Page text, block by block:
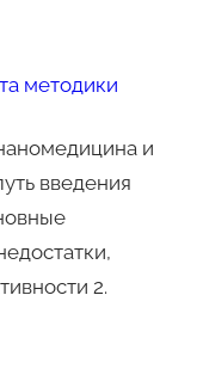
методики
и
введения
2.